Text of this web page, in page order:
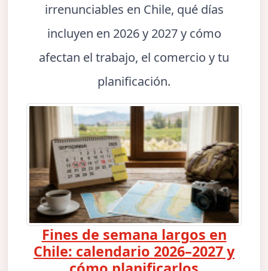
irrenunciables en Chile, qué días
incluyen en 2026 y 2027 y cómo
afectan el trabajo, el comercio y tu
planificación.
Fines de semana largos en
Chile: calendario 2026–2027 y